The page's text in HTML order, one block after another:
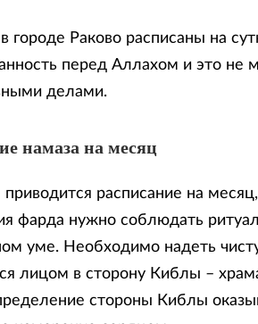
городе Раково расписаны на
перед Аллахом и это не
делами.
намаза на месяц
приводится расписание на
фарда нужно соблюдать
уме. Необходимо надеть
лицом в сторону Киблы –
стороны Киблы